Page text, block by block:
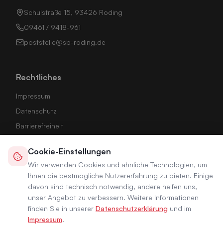
Schulstraße 15, 93426 Roding
09461 / 9418-961
poststelle@sb-roding.de
Rechtliches
Impressum
Datenschutz
Barrierefreiheit
Cookie-Einstellungen
Cookie-Einstellungen
Wir verwenden Cookies und ähnliche Technologien, um
Ihnen die bestmögliche Nutzererfahrung zu bieten. Einige
davon sind technisch notwendig, andere helfen uns,
unser Angebot zu verbessern. Weitere Informationen
finden Sie in unserer Datenschutzerklärung und im
Impressum.